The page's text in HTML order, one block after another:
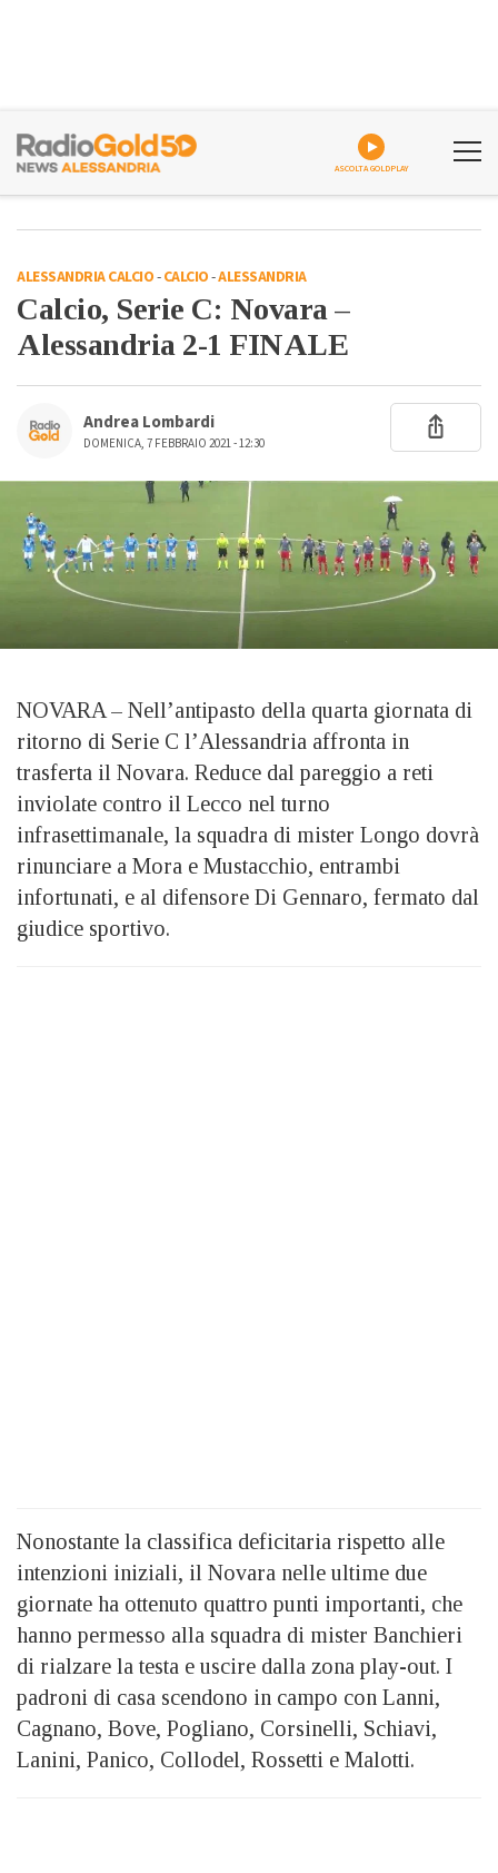
ASCOLTA GOLDPLAY
ALESSANDRIA CALCIO-CALCIO-ALESSANDRIA
Calcio, Serie C: Novara –
Alessandria 2-1 FINALE
Andrea Lombardi
DOMENICA, 7 FEBBRAIO 2021 - 12:30
NOVARA – Nell’antipasto della quarta giornata di
ritorno di Serie C l’Alessandria affronta in
trasferta il Novara. Reduce dal pareggio a reti
inviolate contro il Lecco nel turno
infrasettimanale, la squadra di mister Longo dovrà
rinunciare a Mora e Mustacchio, entrambi
infortunati, e al difensore Di Gennaro, fermato dal
giudice sportivo.
Nonostante la classifica deficitaria rispetto alle
intenzioni iniziali, il Novara nelle ultime due
giornate ha ottenuto quattro punti importanti, che
hanno permesso alla squadra di mister Banchieri
di rialzare la testa e uscire dalla zona play-out. I
padroni di casa scendono in campo con Lanni,
Cagnano, Bove, Pogliano, Corsinelli, Schiavi,
Lanini, Panico, Collodel, Rossetti e Malotti.